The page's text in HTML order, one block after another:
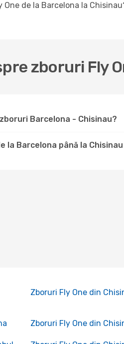
One de la Barcelona la
zboruri Fly
Barcelona - Chisinau?
la Barcelona până la Chisinau
Zboruri Fly One din
Zboruri Fly One din